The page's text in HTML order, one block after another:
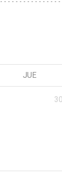
JUE
30